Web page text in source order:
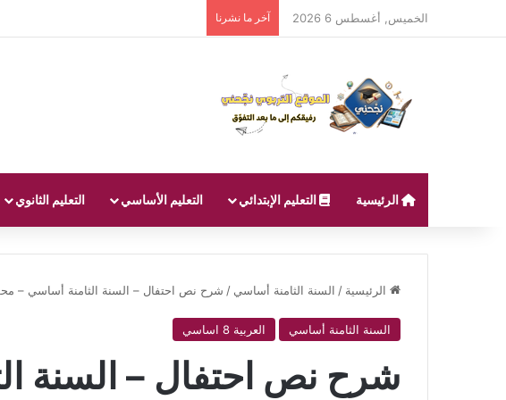
الخميس, أغسطس 6 2026 آخر ما نشرنا
الرئيسية التعليم الإبتدائي التعليم الأساسي التعليم الثانوي
الرئيسية / السنة الثامنة أساسي / شرح نص احتفال – السنة الثامنة أساسي –
السنة الثامنة أساسي العربية 8 اساسي
شرح نص احتفال – السنة